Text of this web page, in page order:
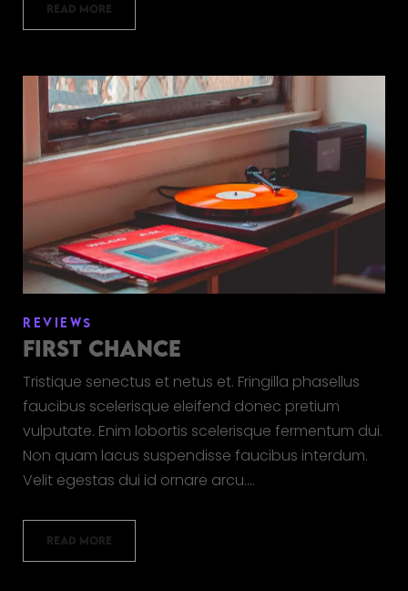
READ MORE
REVIEWS
FIRST CHANCE
Tristique senectus et netus et. Fringilla phasellus
faucibus scelerisque eleifend donec pretium
vulputate. Enim lobortis scelerisque fermentum dui.
Non quam lacus suspendisse faucibus interdum.
Velit egestas dui id ornare arcu.…
READ MORE